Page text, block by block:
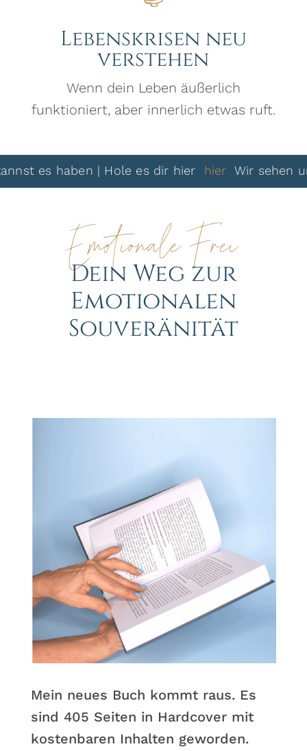
Lebenskrisen neu
verstehen
Wenn dein Leben äußerlich
funktioniert, aber innerlich etwas ruft.
haben | Hole es dir hier hier Wir sehen uns
Emotionale Frei
Dein Weg zur
Emotionalen
Souveränität
Mein neues Buch kommt raus. Es
sind 405 Seiten in Hardcover mit
kostenbaren Inhalten geworden.